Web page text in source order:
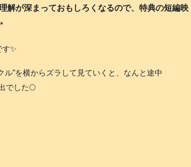
解が深まっておもしろくなるので、特典の短編映
✨️
”を横からズラして見ていくと、なんと途中
でした🌕️